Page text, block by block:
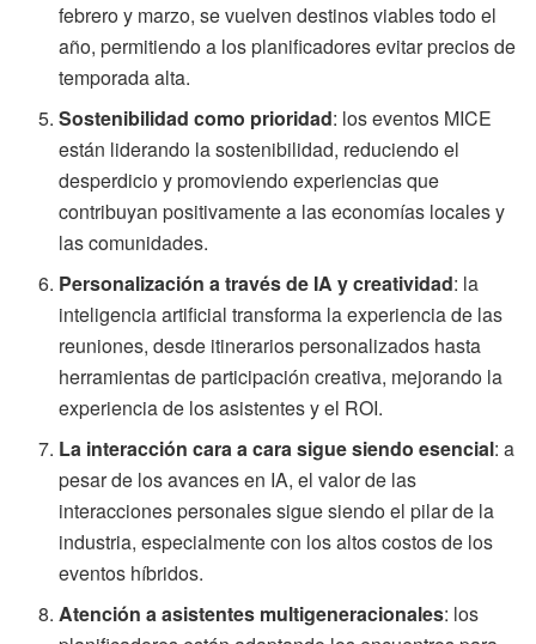
febrero y marzo, se vuelven destinos viables todo el
año, permitiendo a los planificadores evitar precios de
temporada alta.
Sostenibilidad como prioridad: los eventos MICE
están liderando la sostenibilidad, reduciendo el
desperdicio y promoviendo experiencias que
contribuyan positivamente a las economías locales y
las comunidades.
Personalización a través de IA y creatividad: la
inteligencia artificial transforma la experiencia de las
reuniones, desde itinerarios personalizados hasta
herramientas de participación creativa, mejorando la
experiencia de los asistentes y el ROI.
La interacción cara a cara sigue siendo esencial: a
pesar de los avances en IA, el valor de las
interacciones personales sigue siendo el pilar de la
industria, especialmente con los altos costos de los
eventos híbridos.
Atención a asistentes multigeneracionales: los